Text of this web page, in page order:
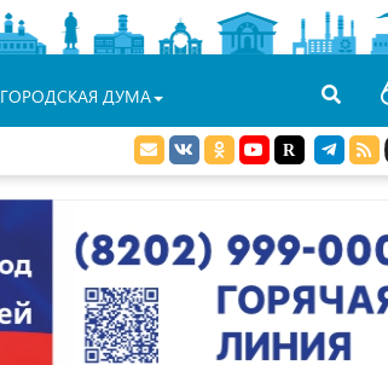
ГОРОДСКАЯ ДУМА